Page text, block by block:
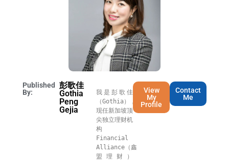
Published
By:
彭歌佳
Gothia
Peng
Gejia
我是彭歌佳
（Gothia），
现任新加坡顶
尖独立理财机
构
Financial
Alliance（鑫
盟理财）
View
My
Profile
Contact
Me